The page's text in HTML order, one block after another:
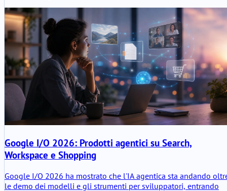
Google I/O 2026: Prodotti agentici su Search,
Workspace e Shopping
Google I/O 2026 ha mostrato che l'IA agentica sta andando
le demo dei modelli e gli strumenti per sviluppatori, entrando